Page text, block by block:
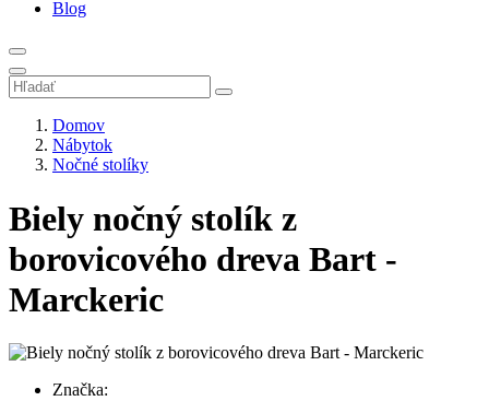
Blog
Domov
Nábytok
Nočné stolíky
Biely nočný stolík z
borovicového dreva Bart -
Marckeric
Značka: